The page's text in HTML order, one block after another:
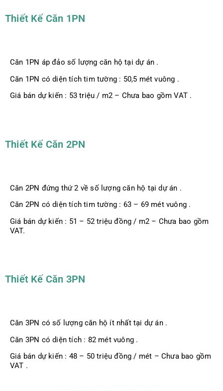
Thiết Kế Căn 1PN
Căn 1PN áp đảo số lượng căn hộ tại dự án .
Căn 1PN có diện tích tim tường : 50,5 mét vuông .
Giá bán dự kiến : 53 triệu / m2 – Chưa bao gồm VAT .
Thiết Kế Căn 2PN
Căn 2PN đứng thứ 2 về số lượng căn hộ tại dự án .
Căn 2PN có diện tích tim tường : 63 – 69 mét vuông .
Giá bán dự kiến : 51 – 52 triệu đồng / m2 – Chưa bao gồm
VAT.
Thiết Kế Căn 3PN
Căn 3PN có số lượng căn hộ ít nhất tại dự án .
Căn 3PN có diện tích : 82 mét vuông .
Giá bán dự kiến : 48 – 50 triệu đồng / mét – Chưa bao gồm
VAT .